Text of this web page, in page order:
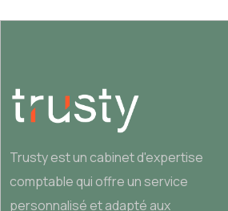
Trusty est un cabinet d'expertise
comptable qui offre un service
personnalisé et adapté aux